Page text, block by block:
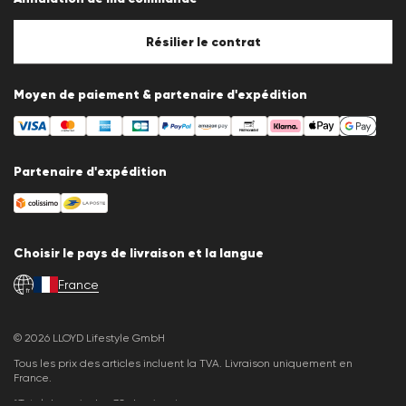
Politique en matière de cookies
Paramètres des cookiesRésilier le contrat
Moyen de paiement & partenaire d'expédition
Partenaire d'expédition
Choisir le pays de livraison et la langue
fr France
© 2026 LLOYD Lifestyle GmbH
Tous les prix des articles incluent la TVA. Livraison uniquement en
France.
*Total des prix des 30 derniers jours.